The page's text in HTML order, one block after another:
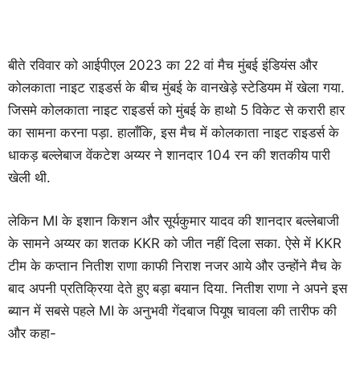
बीते रविवार को आईपीएल 2023 का 22 वां मैच मुंबई इंडियंस और
कोलकाता नाइट राइडर्स के बीच मुंबई के वानखेड़े स्टेडियम में खेला गया.
जिसमे कोलकाता नाइट राइडर्स को मुंबई के हाथो 5 विकेट से करारी हार
का सामना करना पड़ा. हालाँकि, इस मैच में कोलकाता नाइट राइडर्स के
धाकड़ बल्लेबाज वेंकटेश अय्यर ने शानदार 104 रन की शतकीय पारी
खेली थी.
लेकिन MI के इशान किशन और सूर्यकुमार यादव की शानदार बल्लेबाजी
के सामने अय्यर का शतक KKR को जीत नहीं दिला सका. ऐसे में KKR
टीम के कप्तान नितीश राणा काफी निराश नजर आये और उन्होंने मैच के
बाद अपनी प्रतिक्रिया देते हुए बड़ा बयान दिया. नितीश राणा ने अपने इस
ब्यान में सबसे पहले MI के अनुभवी गेंदबाज पियूष चावला की तारीफ की
और कहा-